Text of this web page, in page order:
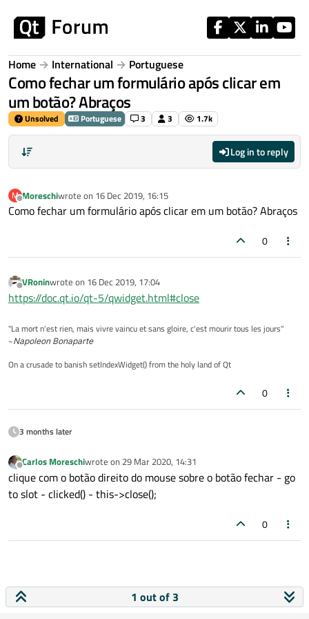
Home International Portuguese
Como fechar um formulário após clicar em
um botão? Abraços
Unsolved Portuguese 3 3 1.7k
Log in to reply
M
Offline
Moreschiwrote on 16 Dec 2019, 16:15
last edited by
Como fechar um formulário após clicar em um botão? Abraços
0
Offline
VRoninwrote on 16 Dec 2019, 17:04
last edited by
https://doc.qt.io/qt-5/qwidget.html#close
"La mort n'est rien, mais vivre vaincu et sans gloire, c'est mourir tous les jours"
~Napoleon Bonaparte
On a crusade to banish setIndexWidget() from the holy land of Qt
0
3 months later
Offline
Carlos Moreschiwrote on 29 Mar 2020, 14:31
last edited by
clique com o botão direito do mouse sobre o botão fechar - go
to slot - clicked() - this->close();
0
1 out of 3